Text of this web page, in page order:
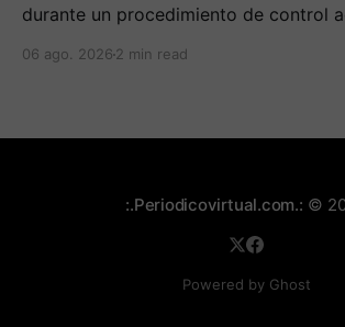
durante un procedimiento de control
06 ago. 2026 2 min read
:.Periodicovirtual.com.: ©
Powered by Ghost